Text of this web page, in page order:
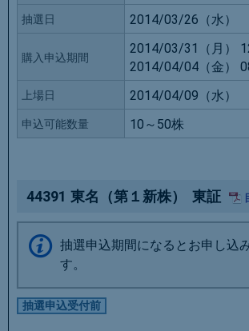
抽選日 2014/03/26（水）
購入申込期間
2014/03/31（月）
2014/04/04（金）
上場日 2014/04/09（水）
申込可能数量 10～50株
44391 東名（第１新株） 東証
抽選申込期間になるとお申し込
す。
抽選申込受付前